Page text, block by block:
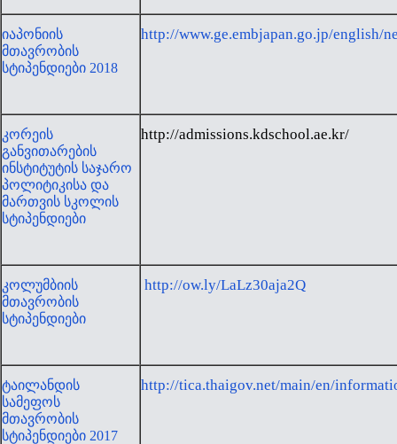
იაპონიის
მთავრობის
სტიპენდიები 2018
http://www.ge.embjapan.go.jp/english/
კორეის
განვითარების
ინსტიტუტის საჯარო
პოლიტიკისა და
მართვის სკოლის
სტიპენდიები
http://admissions.kdschool.ae.kr/
კოლუმბიის
მთავრობის
სტიპენდიები
http://ow.ly/LaLz30aja2Q
ტაილანდის
სამეფოს
მთავრობის
სტიპენდიები 2017
http://tica.thaigov.net/main/en/